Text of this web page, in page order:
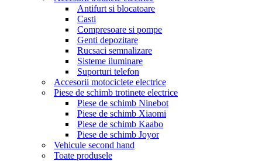
Antifurt si blocatoare
Casti
Compresoare si pompe
Genti depozitare
Rucsaci semnalizare
Sisteme iluminare
Suporturi telefon
Accesorii motociclete electrice
Piese de schimb trotinete electrice
Piese de schimb Ninebot
Piese de schimb Xiaomi
Piese de schimb Kaabo
Piese de schimb Joyor
Vehicule second hand
Toate produsele